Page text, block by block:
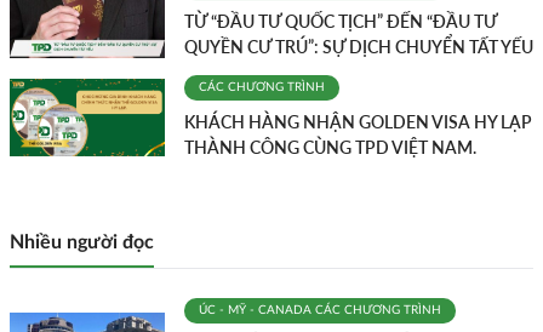
TỪ “ĐẦU TƯ QUỐC TỊCH” ĐẾN “ĐẦU TƯ
QUYỀN CƯ TRÚ”: SỰ DỊCH CHUYỂN TẤT YẾU
CÁC CHƯƠNG TRÌNH
KHÁCH HÀNG NHẬN GOLDEN VISA HY LẠP
THÀNH CÔNG CÙNG TPD VIỆT NAM.
Nhiều người đọc
ÚC - MỸ - CANADA CÁC CHƯƠNG TRÌNH